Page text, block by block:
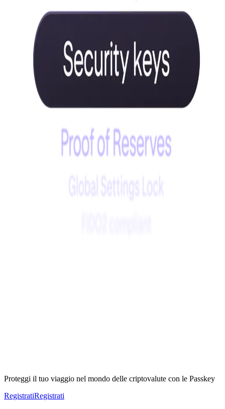
Proteggi il tuo viaggio nel mondo delle criptovalute con le Passkey
RegistratiRegistrati